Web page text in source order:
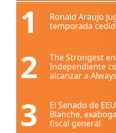
1
Ronald Araujo
temporada
2
The Strongest
Independiente
alcanzar a
3
El Senado de
Blanche,
fiscal general